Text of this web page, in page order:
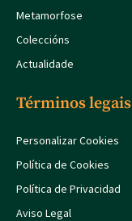
Metamorfose
Coleccións
Actualidade
Términos legais
Personalizar Cookies
Política de Cookies
Política de Privacidad
Aviso Legal